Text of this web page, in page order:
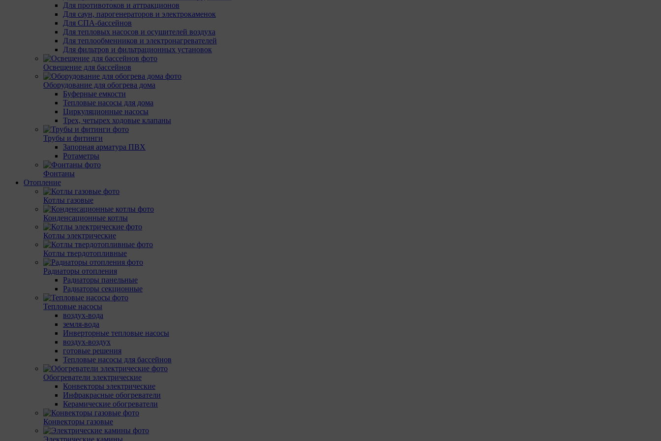
Для противотоков и аттракционов
Для саун, парогенераторов и электрокаменок
Для СПА-бассейнов
Для тепловых насосов и осушителей воздуха
Для теплообменников и электронагревателей
Для фильтров и фильтрационных установок
Освещение для бассейнов
Оборудование для обогрева дома
Буферные емкости
Тепловые насосы для дома
Циркуляционные насосы
Трех, четырех ходовые клапаны
Трубы и фитинги
Запорная арматура ПВХ
Ротаметры
Фонтаны
Отопление
Котлы газовые
Конденсационные котлы
Котлы электрические
Котлы твердотопливные
Радиаторы отопления
Радиаторы панельные
Радиаторы секционные
Тепловые насосы
воздух-вода
земля-вода
Инверторные тепловые насосы
воздух-воздух
готовые решения
Тепловые насосы для бассейнов
Обогреватели электрические
Конвекторы электрические
Инфракрасные обогреватели
Керамические обогреватели
Конвекторы газовые
Электрические камины